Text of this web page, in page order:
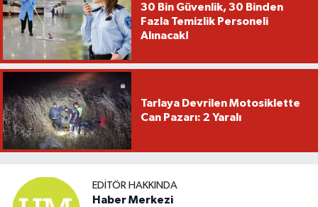
30 Bin Güvenlik, 30 Binden
Fazla Temizlik Personeli
Alınacak!
Tarlaya Devrilen Motosiklette
Can Pazarı: 2 Yaralı
EDITÖR HAKKINDA
Haber Merkezi